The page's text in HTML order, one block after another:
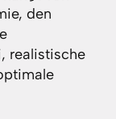
den
realistische